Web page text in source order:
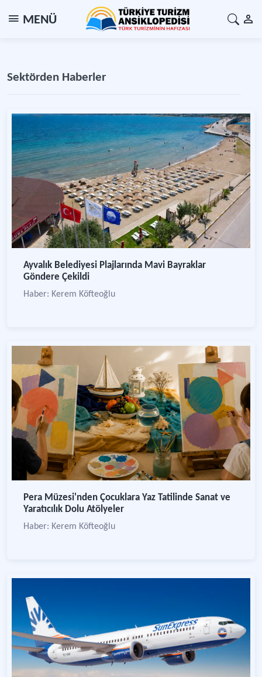
MENÜ
Sektörden Haberler
Ayvalık Belediyesi Plajlarında Mavi Bayraklar
Göndere Çekildi
Haber: Kerem Köfteoğlu
Pera Müzesi'nden Çocuklara Yaz Tatilinde Sanat ve
Yaratıcılık Dolu Atölyeler
Haber: Kerem Köfteoğlu